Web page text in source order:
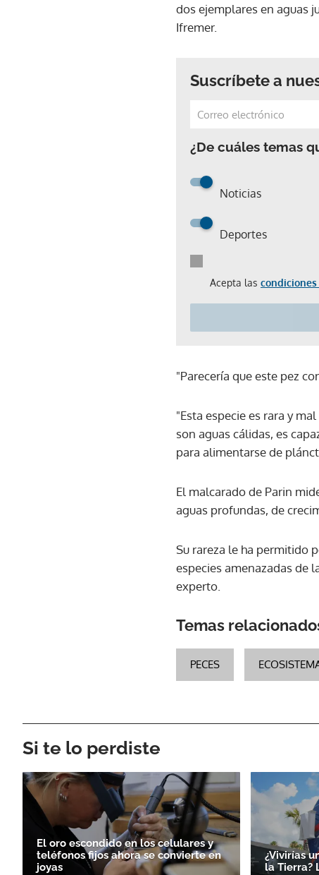
dos ejemplares en aguas
Ifremer.
Suscríbete a
¿De cuáles temas
Noticias
Deportes
Acepta las
"Parecería que este pez
"Esta especie es rara y
son aguas cálidas, es
para alimentarse de
El malcarado de Parin
aguas profundas, de
Su rareza le ha permitido
especies amenazadas de
experto.
Temas
PECES
Si te lo perdiste
El oro escondido en los celulares y
teléfonos fijos ahora se convierte en
joyas
¿Vivirías
la Tierra?